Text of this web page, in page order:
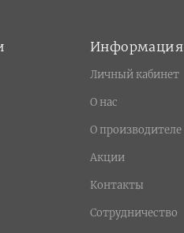
Информация
Личный кабинет
О нас
О производителе
Акции
Контакты
Сотрудничество